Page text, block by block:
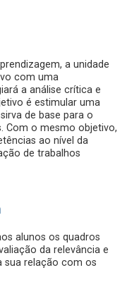
a unidade
com uma
a análise crítica e
é estimular uma
de base para o
Com o mesmo objetivo,
ao nível da
de trabalhos
alunos os quadros
da relevância e
sua relação com os